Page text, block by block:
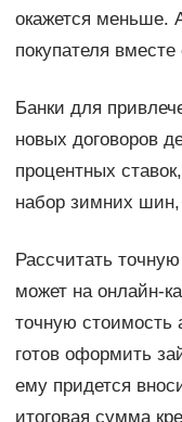
окажется меньше.
покупателя
Банки для
новых договоров
процентных
набор зимних шин,
Рассчитать
может на онлайн-
точную стоимость
готов оформить
ему придется
итоговая сумма